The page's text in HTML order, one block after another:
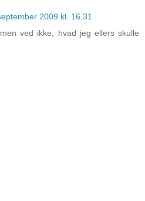
2009 kl. 16.31
ved ikke, hvad jeg ellers skulle